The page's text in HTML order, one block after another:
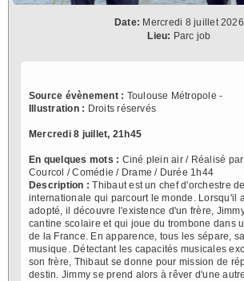
Date: Mercredi 8 juillet 2026
Lieu: Parc job
Source évènement : Toulouse Métropole -
Illustration : Droits réservés
Mercredi 8 juillet, 21h45
En quelques mots : Ciné plein air / Réalisé
Courcol / Comédie / Drame / Durée 1h44
Description : Thibaut est un chef d'orchestre
internationale qui parcourt le monde. Lorsqu'il
adopté, il découvre l'existence d'un frère,
cantine scolaire et qui joue du trombone dans
de la France. En apparence, tous les sépare,
musique. Détectant les capacités musicales
son frère, Thibaut se donne pour mission de
destin. Jimmy se prend alors à rêver d'une